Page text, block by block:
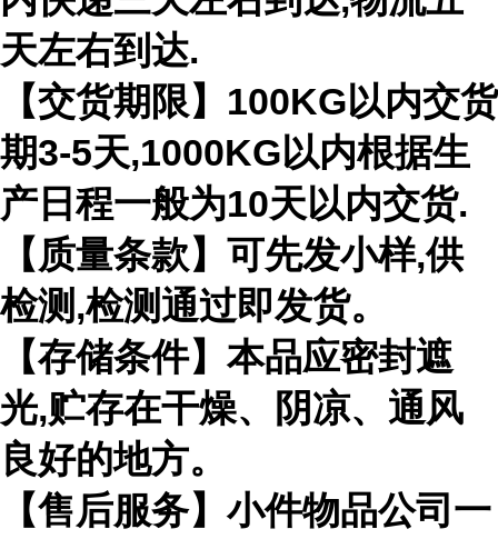
天左右到达.
【交货期限】100KG以内交货
期3-5天,1000KG以内根据生
产日程一般为10天以内交货.
【质量条款】可先发小样,供
检测,检测通过即发货。
【存储条件】本品应密封遮
光,贮存在干燥、阴凉、通风
良好的地方。
【售后服务】小件物品公司一